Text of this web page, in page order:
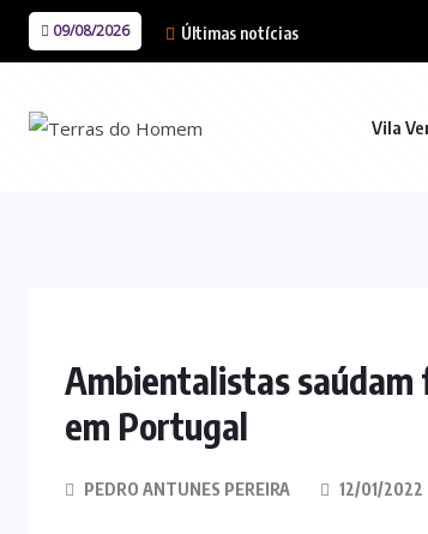
09/08/2026 Últimas notícias
Vila
Ambientalistas saúdam
em Portugal
PEDRO ANTUNES PEREIRA 12/01/2022